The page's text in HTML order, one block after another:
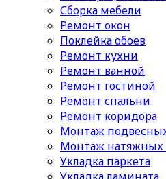
Сборка мебели
Ремонт окон
Поклейка обоев
Ремонт кухни
Ремонт ванной
Ремонт гостиной
Ремонт спальни
Ремонт коридора
Монтаж
Монтаж натяжных
Укладка паркета